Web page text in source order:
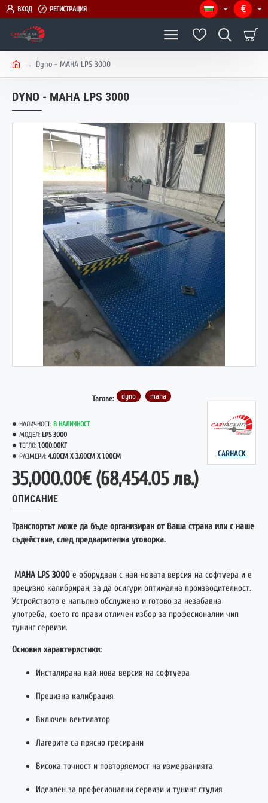
ВХОД РЕГИСТРАЦИЯ €
m
e
Dyno - MAHA LPS 3000
DYNO - MAHA LPS 3000
Тагове: dyno maha
НАЛИЧНОСТ: В НАЛИЧНОСТ
МОДЕЛ: LPS 3000
ТЕГЛО: 1,000.00КГ
РАЗМЕРИ: 4.00CM X 3.00CM X 1.00CM CARHACK
35,000.00€ (68,454.05 лв.)
ОПИСАНИЕ
Транспортът може да бъде организиран от Ваша страна или с наше
съдействие, след предварителна уговорка.
MAHA LPS 3000 е оборудван с най-новата версия на софтуера и е
прецизно калибриран, за да осигури оптимална производителност.
Устройството е напълно обслужено и готово за незабавна
употреба, което го прави отличен избор за професионални чип
тунинг сервизи.
Основни характеристики:
Инсталирана най-нова версия на софтуера
Прецизна калибрация
Включен вентилатор
Лагерите са прясно гресирани
Висока точност и повторяемост на измерванията
Идеален за професионални сервизи и тунинг студия